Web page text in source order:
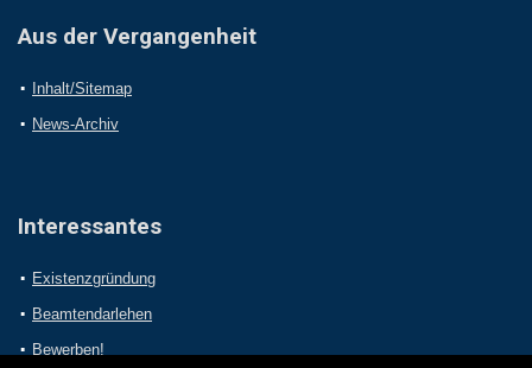
Aus der Vergangenheit
Inhalt/Sitemap
News-Archiv
Interessantes
Existenzgründung
Beamtendarlehen
Bewerben!